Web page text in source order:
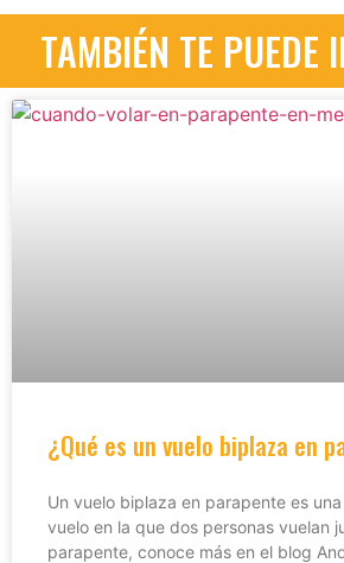
TAMBIÉN TE PUEDE
¿Qué es un vuelo biplaza en
Un vuelo biplaza en parapente es
vuelo en la que dos personas vuelan
parapente, conoce más en el blog